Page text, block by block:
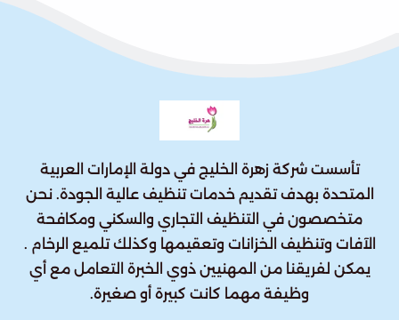
تأسست شركة زهرة الخليج في دولة الإمارات العربية
المتحدة بهدف تقديم خدمات تنظيف عالية الجودة. نحن
متخصصون في التنظيف التجاري والسكني ومكافحة
الآفات وتنظيف الخزانات وتعقيمها وكذلك تلميع الرخام .
يمكن لفريقنا من المهنيين ذوي الخبرة التعامل مع أي
وظيفة مهما كانت كبيرة أو صغيرة.